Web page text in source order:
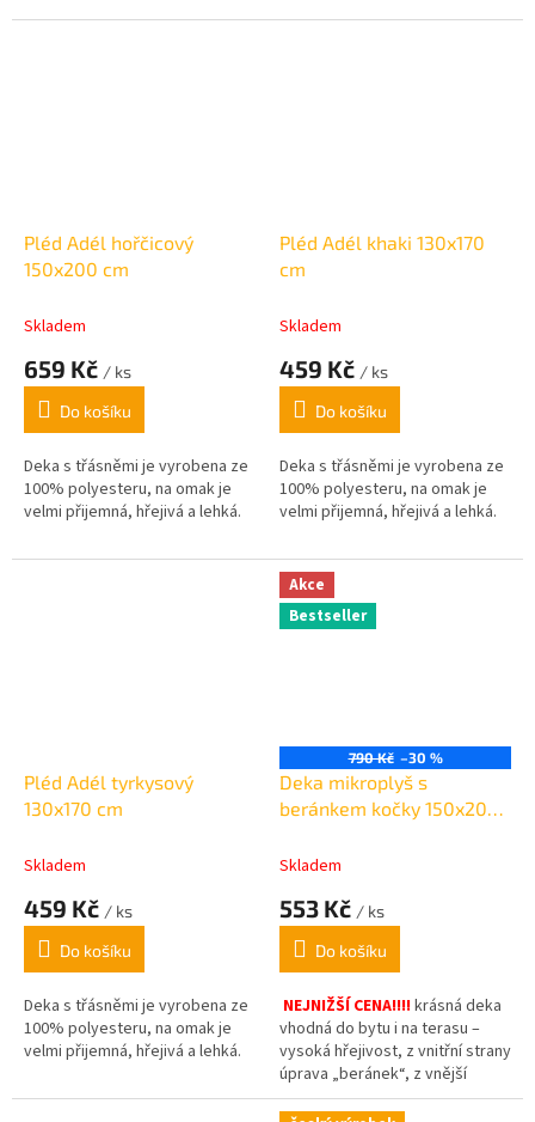
polyester -
Pléd Adél hořčicový
150x200 cm
Skladem
659 Kč / ks
Do košíku
Deka s třásněmi je vyrobena ze
100% polyesteru, na omak je
velmi přijemná, hřejivá a lehká.
Pléd Adél khaki 130x170
cm
Skladem
459 Kč / ks
Do košíku
Deka s třásněmi je vyrobena ze
100% polyesteru, na omak je
velmi přijemná, hřejivá a lehká.
Pléd Adél tyrkysový
130x170 cm
Skladem
459 Kč / ks
Do košíku
Deka s třásněmi je vyrobena ze
100% polyesteru, na omak je
velmi přijemná, hřejivá a lehká.
Akce
Bestseller
790 Kč –30 %
Deka mikroplyš s
beránkem kočky 150x200
Skladem
553 Kč / ks
Do košíku
NEJNIŽŠÍ CENA!!!!krásná deka
vhodná do bytu i na terasu –
vysoká hřejivost, z vnitřní strany
úprava „beránek“, z vnější
jemný mikroflanel.:Gramáž, 450